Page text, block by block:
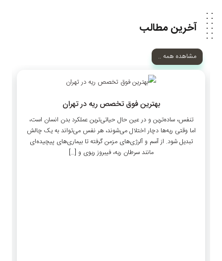
آخرین مطالب
مشاهده همه ..
بهترین فوق تخصص ریه در تهران
تنفس، ساده‌ترین و در عین حال حیاتی‌ترین عملکرد بدن انسان است،
اما وقتی ریه‌ها دچار اختلال می‌شوند، هر نفس می‌تواند به یک چالش
تبدیل شود. از آسم و آلرژی‌های مزمن گرفته تا بیماری‌های پیچیده‌ای
مانند سرطان ریه، فیبروز ریوی و […]